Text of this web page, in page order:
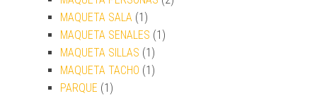
MAQUETA SALA (1)
MAQUETA SENALES (1)
MAQUETA SILLAS (1)
MAQUETA TACHO (1)
PARQUE (1)